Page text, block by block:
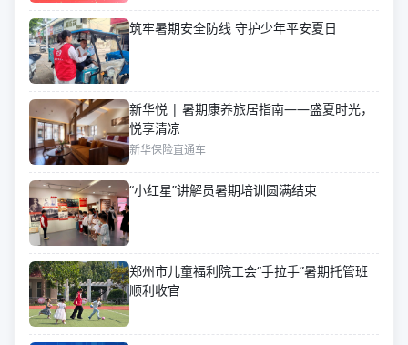
筑牢暑期安全防线 守护少年平安夏日
新华悦 | 暑期康养旅居指南——盛夏时光，
悦享清凉
新华保险直通车
“小红星”讲解员暑期培训圆满结束
郑州市儿童福利院工会“手拉手”暑期托管班
顺利收官